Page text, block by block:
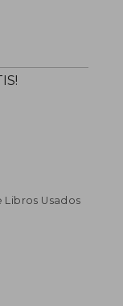
Libros Usados